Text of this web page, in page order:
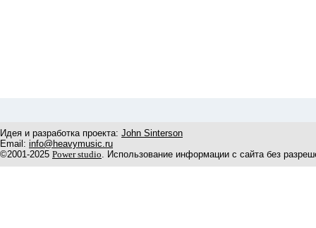
Идея и разработка проекта: John Sinterson
Email: info@heavymusic.ru
©2001-2025 Power studio. Использование информации с сайта без